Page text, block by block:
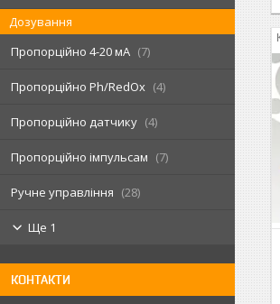
Дозування
Пропорційно 4-20 мА
7
Пропорційно Ph/RedOx 4
Пропорційно датчику 4
Пропорційно імпульсам 7
Ручне управління 28
Ще 1
КОНТАКТИ